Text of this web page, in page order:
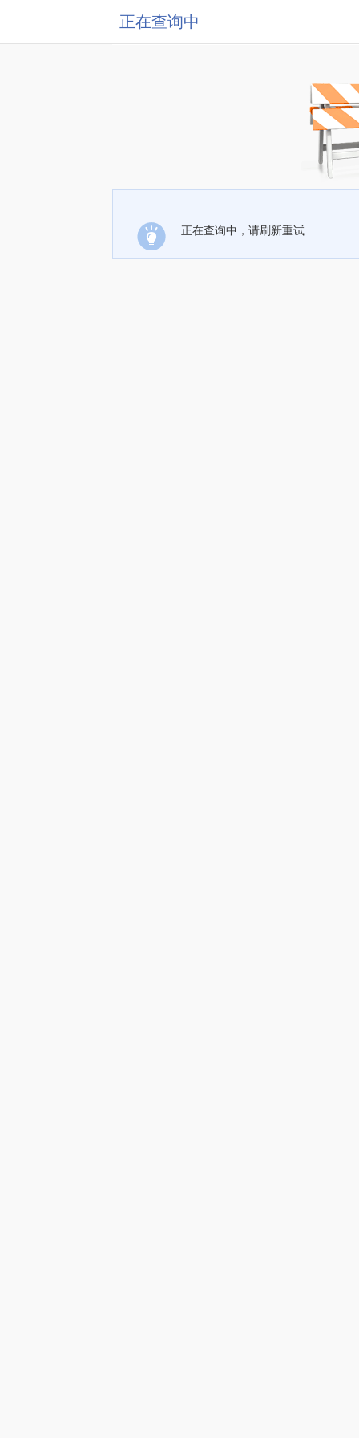
正在查询中
正在查询中，请刷新重试